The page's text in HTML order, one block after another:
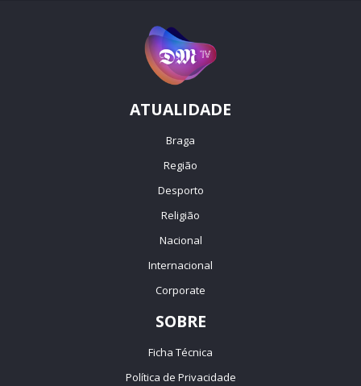
ATUALIDADE
Braga
Região
Desporto
Religião
Nacional
Internacional
Corporate
SOBRE
Ficha Técnica
Política de Privacidade